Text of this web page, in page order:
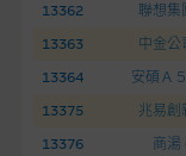
13362
聯想集
13363
中金公
13364
安碩Ａ
13375
兆易創
13376
商湯
損失全部投資；而
網站連結
本網站或載有連接
純為方便閣下取得